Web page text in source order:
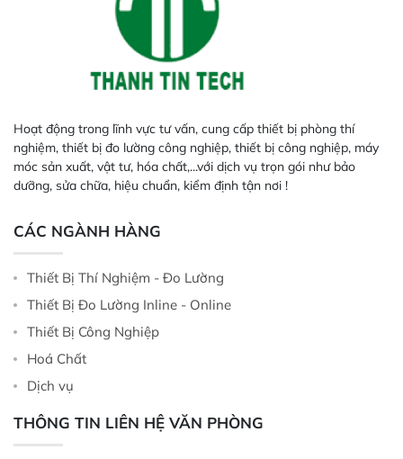
Hoạt động trong lĩnh vực tư vấn, cung cấp thiết bị phòng thí
nghiệm, thiết bị đo lường công nghiệp, thiết bị công nghiệp, máy
móc sản xuất, vật tư, hóa chất,...với dịch vụ trọn gói như bảo
dưỡng, sửa chữa, hiệu chuẩn, kiểm định tận nơi !
CÁC NGÀNH HÀNG
Thiết Bị Thí Nghiệm - Đo Lường
Thiết Bị Đo Lường Inline - Online
Thiết Bị Công Nghiệp
Hoá Chất
Dịch vụ
THÔNG TIN LIÊN HỆ VĂN PHÒNG